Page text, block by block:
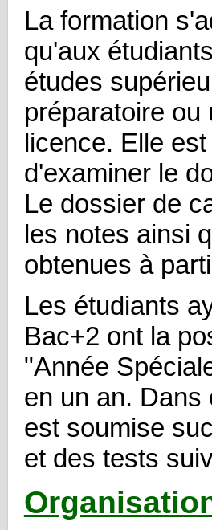
La formation
qu'aux
études
préparatoire ou
licence. Elle
d'examiner le
Le dossier de
les notes ainsi
obtenues à
Les étudiants
Bac+2 ont la
"Année
en un an.
est soumise
et des tests